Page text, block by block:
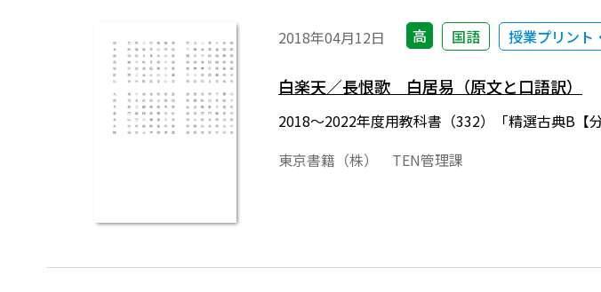
2018年04月12日 高 国語 授業プリント
白楽天／長恨歌 白居易（原文と口語訳）
2018～2022年度用教科書（332）「精選古典B【
東京書籍（株） TEN管理課